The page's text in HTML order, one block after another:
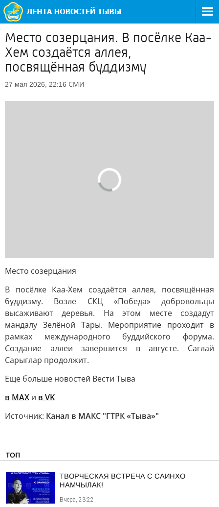
Место созерцания. В посёлке Каа-
Хем создаётся аллея,
посвящённая буддизму
27 мая 2026, 22:16 СМИ
Место созерцания
В посёлке Каа-Хем создаётся аллея, посвящённая
буддизму. Возле СКЦ «Победа» добровольцы
высаживают деревья. На этом месте создадут
мандалу Зелёной Тары. Мероприятие проходит в
рамках международного буддийского форума.
Создание аллеи завершится в августе. Саглай
Сарыглар продолжит.
Еще больше новостей Вести Тыва
в MAX и в VK
Источник: Канал в МАКС "ГТРК «Тыва»"
ТОП
ТВОРЧЕСКАЯ ВСТРЕЧА С САИНХО
НАМЧЫЛАК!
Вчера, 23:22